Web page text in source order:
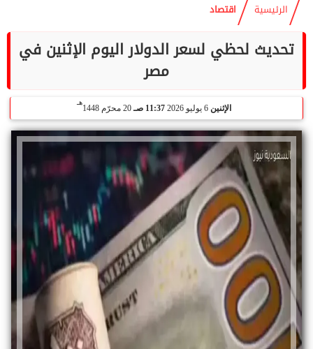
الرئيسية اقتصاد
تحديث لحظي لسعر الدولار اليوم الإثنين في
مصر
الإثنين 6 يوليو 2026 11:37 صـ 20 محرّم 1448
هـ